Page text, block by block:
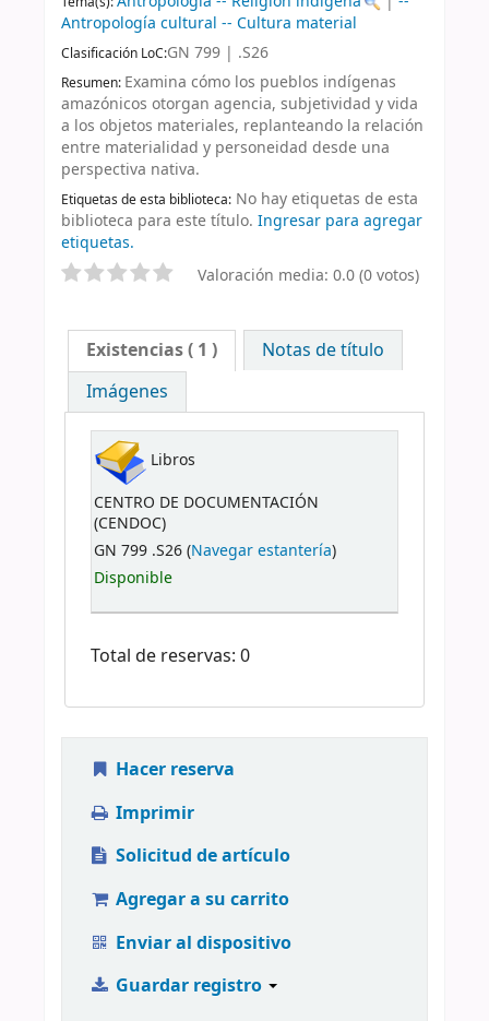
Antropología cultural -- Cultura material
Clasificación LoC:GN 799 | .S26
Resumen: Examina cómo los pueblos indígenas
amazónicos otorgan agencia, subjetividad y vida
a los objetos materiales, replanteando la relación
entre materialidad y personeidad desde una
perspectiva nativa.
Etiquetas de esta biblioteca: No hay etiquetas de esta
biblioteca para este título. Ingresar para agregar
etiquetas.
Valoración media: 0.0 (0 votos)
Existencias( 1 )
Notas de título
Imágenes
Libros
CENTRO DE DOCUMENTACIÓN
(CENDOC)
GN 799 .S26 (Navegar estantería)
Disponible
Total de reservas: 0
Hacer reserva
Imprimir
Solicitud de artículo
Agregar a su carrito
Enviar al dispositivo
Guardar registro